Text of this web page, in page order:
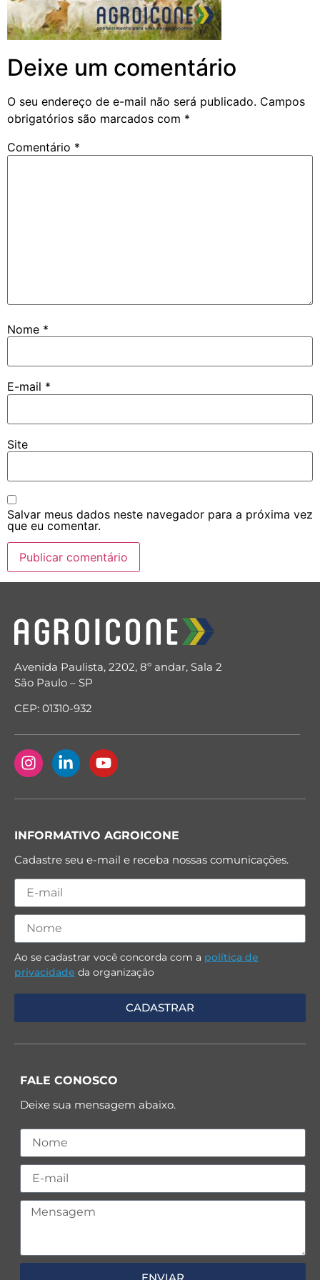
Deixe um comentário
O seu endereço de e-mail não será publicado. Campos
obrigatórios são marcados com *
Comentário *
Nome *
E-mail *
Site
Salvar meus dados neste navegador para a próxima vez
que eu comentar.
Avenida Paulista, 2202, 8º andar, Sala 2
São Paulo – SP
CEP: 01310-932
INFORMATIVO AGROICONE
Cadastre seu e-mail e receba nossas comunicações.
Ao se cadastrar você concorda com a política de
privacidade da organização
FALE CONOSCO
Deixe sua mensagem abaixo.
ENVIAR